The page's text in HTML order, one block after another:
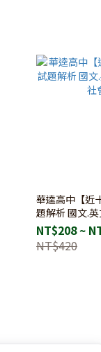
華逵高中【近
題解析 國文.
會】
NT$208 ~
NT$420